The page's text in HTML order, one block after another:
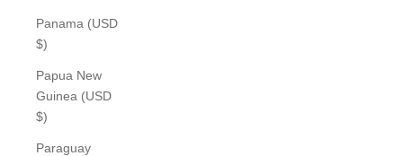
Panama (USD
$)
Papua New
Guinea (USD
$)
Paraguay